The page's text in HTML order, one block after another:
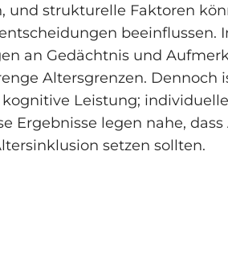
und strukturelle Faktoren
beeinflussen.
an Gedächtnis und
Altersgrenzen. Dennoch
Leistung;
Ergebnisse legen nahe,
setzen sollten.